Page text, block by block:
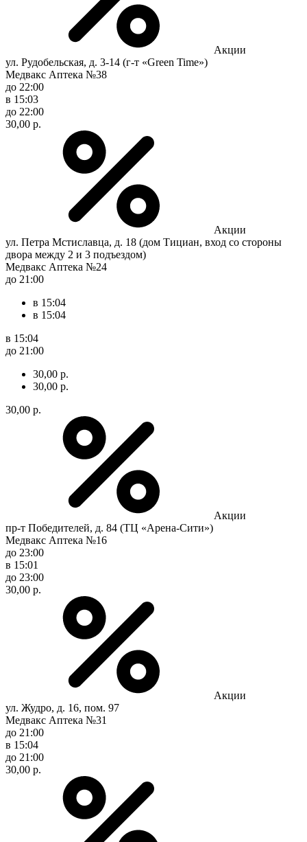
Акции
ул. Рудобельская, д. 3-14 (г-т «Green Time»)
Медвакс Аптека №38
до 22:00
в 15:03
до 22:00
30,00 р.
Акции
ул. Петра Мстиславца, д. 18 (дом Тициан, вход со стороны
двора между 2 и 3 подъездом)
Медвакс Аптека №24
до 21:00
в 15:04
в 15:04
в 15:04
до 21:00
30,00 р.
30,00 р.
30,00 р.
Акции
пр-т Победителей, д. 84 (ТЦ «Арена-Сити»)
Медвакс Аптека №16
до 23:00
в 15:01
до 23:00
30,00 р.
Акции
ул. Жудро, д. 16, пом. 97
Медвакс Аптека №31
до 21:00
в 15:04
до 21:00
30,00 р.